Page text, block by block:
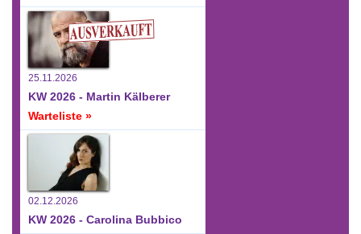
25.11.2026
KW 2026 - Martin Kälberer
Warteliste »
02.12.2026
KW 2026 - Carolina Bubbico